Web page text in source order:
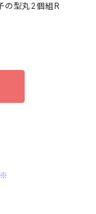
の型丸2個組R
※